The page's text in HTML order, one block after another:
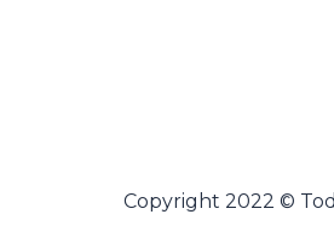
Copyright 2022 ©